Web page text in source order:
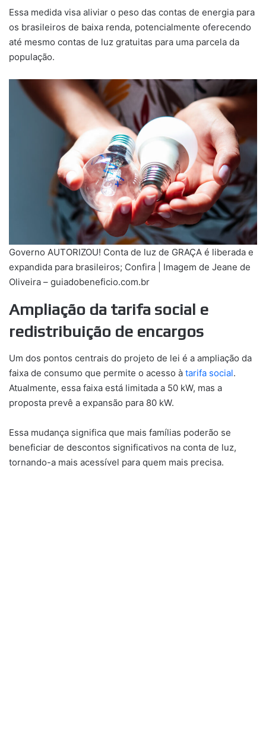
Essa medida visa aliviar o peso das contas de energia para
os brasileiros de baixa renda, potencialmente oferecendo
até mesmo contas de luz gratuitas para uma parcela da
população.
Governo AUTORIZOU! Conta de luz de GRAÇA é liberada e
expandida para brasileiros; Confira | Imagem de Jeane de
Oliveira – guiadobeneficio.com.br
Ampliação da tarifa social e
redistribuição de encargos
Um dos pontos centrais do projeto de lei é a ampliação da
faixa de consumo que permite o acesso à tarifa social.
Atualmente, essa faixa está limitada a 50 kW, mas a
proposta prevê a expansão para 80 kW.
Essa mudança significa que mais famílias poderão se
beneficiar de descontos significativos na conta de luz,
tornando-a mais acessível para quem mais precisa.